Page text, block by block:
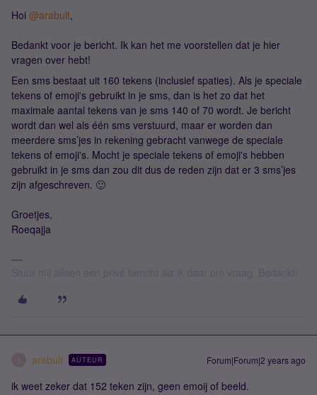
Hoi @arabult,
Bedankt voor je bericht. Ik kan het me voorstellen dat je hier
vragen over hebt!
Een sms bestaat uit 160 tekens (inclusief spaties). Als je speciale
tekens of emoji's gebruikt in je sms, dan is het zo dat het
maximale aantal tekens van je sms 140 of 70 wordt. Je bericht
wordt dan wel als één sms verstuurd, maar er worden dan
meerdere sms’jes in rekening gebracht vanwege de speciale
tekens of emoji's. Mocht je speciale tekens of emoji's hebben
gebruikt in je sms dan zou dit dus de reden zijn dat er 3 sms’jes
zijn afgeschreven. 🙂
Groetjes,
Roeqajja
arabult AUTEUR Forum|Forum|2 years ago
ik weet zeker dat 152 teken zijn, geen emoij of beeld.